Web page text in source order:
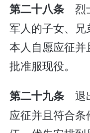
第二十八条 烈
军人的子女、兄
本人自愿应征
批准服现役。
第二十九条 退
应征并且符合条